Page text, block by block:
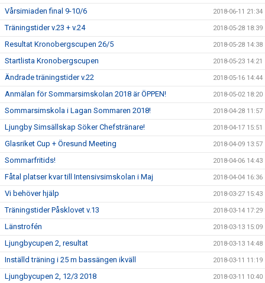
Vårsimiaden final 9-10/6 2018-06-11 21:34
Träningstider v.23 + v.24 2018-05-28 18:39
Resultat Kronobergscupen 26/5 2018-05-28 14:38
Startlista Kronobergscupen 2018-05-23 14:21
Ändrade träningstider v.22 2018-05-16 14:44
Anmälan för Sommarsimskolan 2018 är ÖPPEN! 2018-05-02 18:20
Sommarsimskola i Lagan Sommaren 2018! 2018-04-28 11:57
Ljungby Simsällskap Söker Chefstränare! 2018-04-17 15:51
Glasriket Cup + Öresund Meeting 2018-04-09 13:57
Sommarfritids! 2018-04-06 14:43
Fåtal platser kvar till Intensivsimskolan i Maj 2018-04-04 16:36
Vi behöver hjälp 2018-03-27 15:43
Träningstider Påsklovet v.13 2018-03-14 17:29
Länstrofén 2018-03-13 15:09
Ljungbycupen 2, resultat 2018-03-13 14:48
Inställd träning i 25 m bassängen ikväll 2018-03-11 11:19
Ljungbycupen 2, 12/3 2018 2018-03-11 10:40